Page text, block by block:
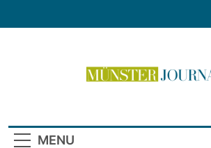
MENU